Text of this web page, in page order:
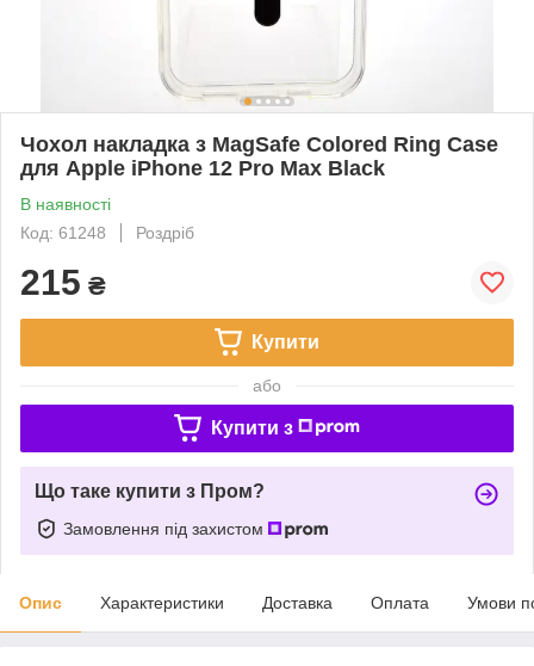
Чохол накладка з MagSafe Colored Ring Case
для Apple iPhone 12 Pro Max Black
В наявності
Код: 61248
Роздріб
215 ₴
Купити
або
Купити з
Що таке купити з Пром?
Замовлення під захистом
Опис Характеристики Доставка Оплата Умови